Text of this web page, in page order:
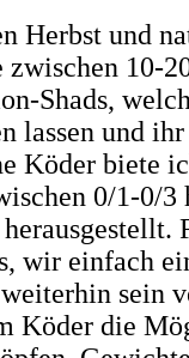
Herbst und
zwischen 10-
Shads,
lassen und
Köder biete
0/1-0/3
wir einfach
sein
Köder die